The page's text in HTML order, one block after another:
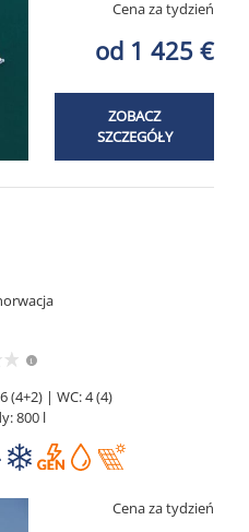
Cena za tydzień
od 1 425 €
ZOBACZ
SZCZEGÓŁY
(4+2) | WC: 4 (4)
800 l
Cena za tydzień